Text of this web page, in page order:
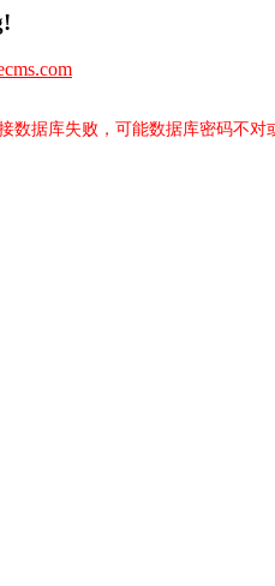
数据库失败，可能数据库密码不对